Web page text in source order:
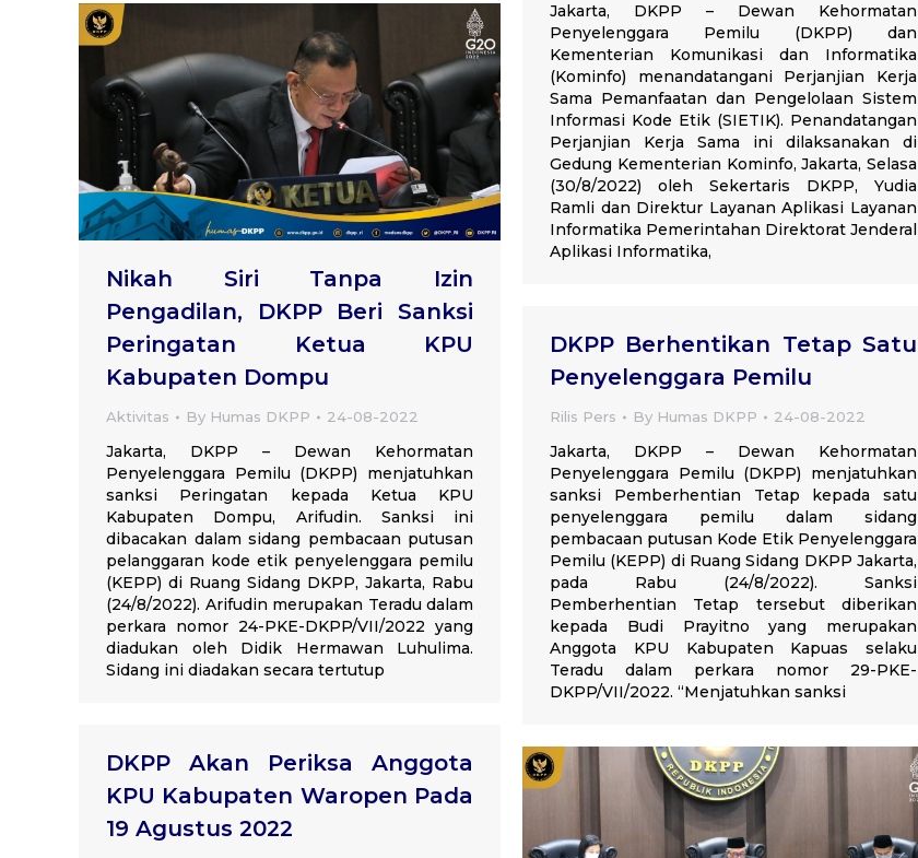
Jakarta, DKPP – Dewan Kehormatan
Penyelenggara Pemilu (DKPP) dan
Kementerian Komunikasi dan Informatika
(Kominfo) menandatangani Perjanjian Kerja
Sama Pemanfaatan dan Pengelolaan Sistem
Informasi Kode Etik (SIETIK). Penandatangan
Perjanjian Kerja Sama ini dilaksanakan di
Gedung Kementerian Kominfo, Jakarta, Selasa
(30/8/2022) oleh Sekertaris DKPP, Yudia
Ramli dan Direktur Layanan Aplikasi Layanan
Informatika Pemerintahan Direktorat Jenderal
Aplikasi Informatika,
Nikah Siri Tanpa Izin
Pengadilan, DKPP Beri Sanksi
Peringatan Ketua KPU
Kabupaten Dompu
Aktivitas By Humas DKPP 24-08-2022
Jakarta, DKPP – Dewan Kehormatan
Penyelenggara Pemilu (DKPP) menjatuhkan
sanksi Peringatan kepada Ketua KPU
Kabupaten Dompu, Arifudin. Sanksi ini
dibacakan dalam sidang pembacaan putusan
pelanggaran kode etik penyelenggara pemilu
(KEPP) di Ruang Sidang DKPP, Jakarta, Rabu
(24/8/2022). Arifudin merupakan Teradu dalam
perkara nomor 24-PKE-DKPP/VII/2022 yang
diadukan oleh Didik Hermawan Luhulima.
Sidang ini diadakan secara tertutup
DKPP Berhentikan Tetap Satu
Penyelenggara Pemilu
Rilis Pers By Humas DKPP 24-08-2022
Jakarta, DKPP – Dewan Kehormatan
Penyelenggara Pemilu (DKPP) menjatuhkan
sanksi Pemberhentian Tetap kepada satu
penyelenggara pemilu dalam sidang
pembacaan putusan Kode Etik Penyelenggara
Pemilu (KEPP) di Ruang Sidang DKPP Jakarta,
pada Rabu (24/8/2022). Sanksi
Pemberhentian Tetap tersebut diberikan
kepada Budi Prayitno yang merupakan
Anggota KPU Kabupaten Kapuas selaku
Teradu dalam perkara nomor 29-PKE-
DKPP/VII/2022. “Menjatuhkan sanksi
DKPP Akan Periksa Anggota
KPU Kabupaten Waropen Pada
19 Agustus 2022